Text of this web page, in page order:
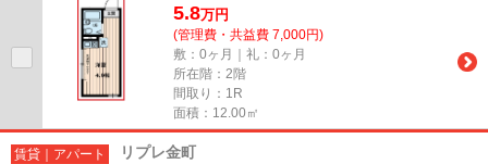
5.8万円
(管理費・共益費 7,000円)
敷：0ヶ月｜礼：0ヶ月
所在階：2階
間取り：1R
面積：12.00㎡
賃貸｜アパート リプレ金町